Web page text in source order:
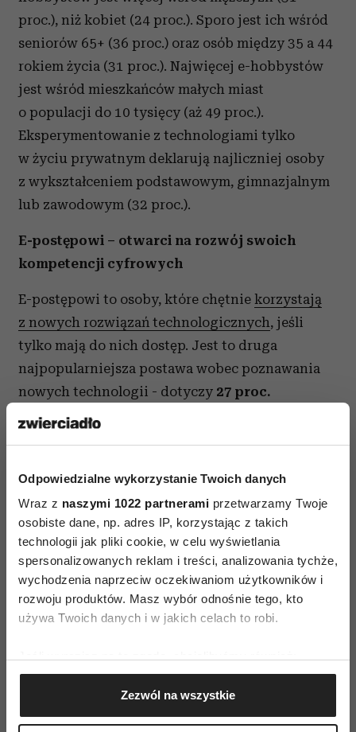
Odpowiedzialne wykorzystanie Twoich danych
Wraz z naszymi 1022 partnerami przetwarzamy Twoje
osobiste dane, np. adres IP, korzystając z takich
technologii jak pliki cookie, w celu wyświetlania
spersonalizowanych reklam i treści, analizowania tychże,
wychodzenia naprzeciw oczekiwaniom użytkowników i
rozwoju produktów. Masz wybór odnośnie tego, kto
używa Twoich danych i w jakich celach to robi.
Gromadzić dane dotyczące Twojej lokalizacji
geograficznej z dokładnością nawet do kilku metrów
Identyfikować Twoje urządzenie, aktywnie
Zezwól na wszystkie
proc.), niż kobiet (24 proc.). Sporo jest ich wśród
seniorów 65+ (36 proc.) oraz osób między 35 a 44
rokiem życia (31 proc.). Najwięcej e-hobbystów
jest wśród mieszkańców małych miast
o populacji do 10 tysięcy (aż 49 proc.).
Eksperymentowanie z technologiami tylko
w życiu prywatnym deklarują najliczniej osoby
z wykształceniem podstawowym, gimnazjalnym
lub zawodowym (32 proc.).
E-postępowi – otwarci na rozwój swoich
kompetencji cyfrowych
E-postępowi to osoby, które chętnie korzystają
z nowych rozwiązań technologicznych, jeśli
tylko mają do nich dostęp. Jest to druga
najpopularniejsza postawa wobec poznawania
nowych technologii - dotyczy 27 proc.
badanych. Cechą charakterystyczną tej grupy
że osoby te w rozwoju cyfrowych kompetencji
potrzebują więcej wsparcia i wygody – nie
poszukują informacji o nowościach i nie
wychodzą z inicjatywą, ale skorzystają
z gotowych, podanych przepisów. E-postępowe
i gotowe do uczenia się nowych rzeczy są
w większości Polki (32 proc.), a wśród mężczyzn
wśród 25 – 34 latków. Mogłoby się wydawać, że e-
postępowi to przede wszystkim mieszkańcy